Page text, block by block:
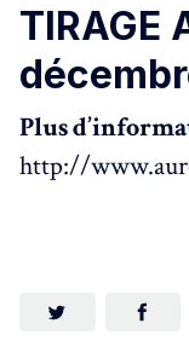
TIRAGE
Plus
http://